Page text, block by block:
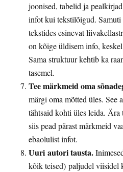
joonised, tabelid ja
infot kui tekstilõigud. Samuti
tekstides esinevat
on kõige üldisem info,
Sama struktuur kehtib ka
tasemel.
Tee märkmeid oma
märgi oma mõtted üles. See
tähtsaid kohti üles leida.
siis pead pärast märkmeid
ebaolulist infot.
Uuri autori tausta.
kõik teised) paljudel viisidel